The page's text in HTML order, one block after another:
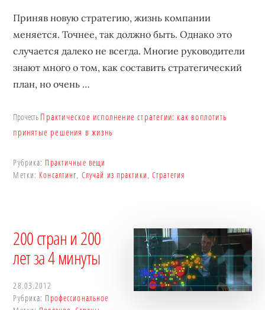
Приняв новую стратегию, жизнь компании
меняется. Точнее, так должно быть. Однако это
случается далеко не всегда. Многие руководители
знают много о том, как составить стратегический
план, но очень …
Прочесть Практическое исполнение стратегии: как воплотить
принятые решения в жизнь
Рубрика: Практичные вещи
Метки: Консалтинг, Случай из практики,Стратегия
200 стран и 200
лет за 4 минуты
28.03.2012
Рубрика: Профессиональное